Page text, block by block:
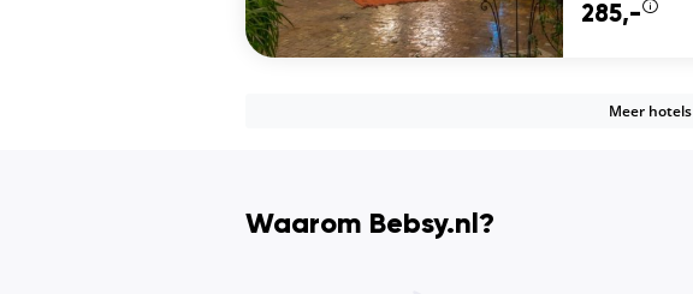
285,-
Meer hotels
Waarom Bebsy.nl?